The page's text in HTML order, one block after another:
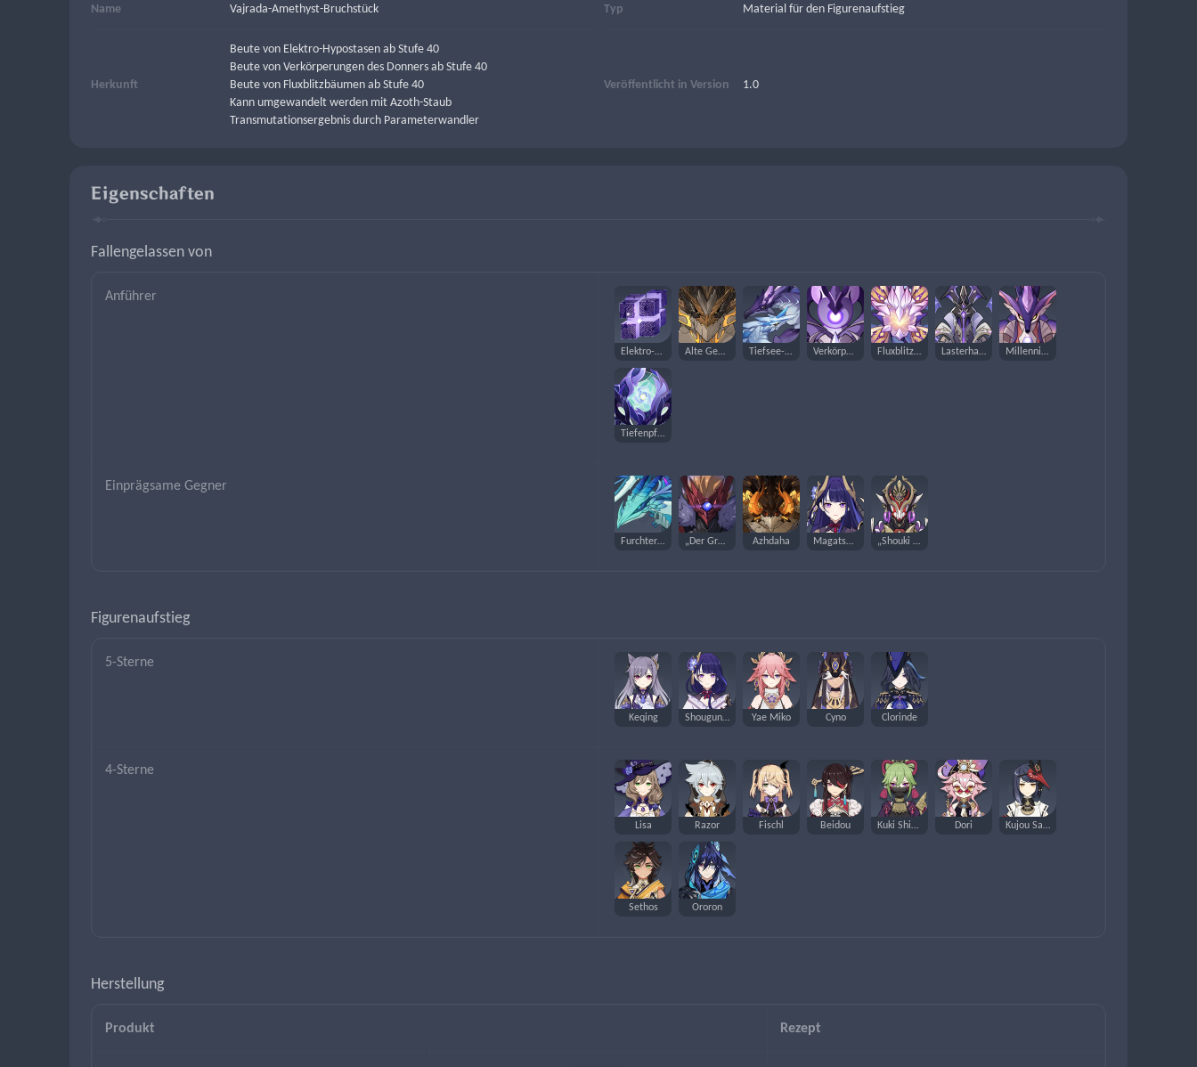
Name Vajrada-Amethyst-Bruchstück Typ Material für den Figurenaufstieg
Herkunft
Beute von Elektro-Hypostasen ab Stufe 40
Beute von Verkörperungen des Donners ab Stufe 40
Beute von Fluxblitzbäumen ab Stufe 40
Kann umgewandelt werden mit Azoth-Staub
Transmutationsergebnis durch Parameterwandler
Veröffentlicht in Version 1.0
Eigenschaften
Fallengelassen von
Anführer
Elektro-Hypostase Alte Geo-Drachenechse Tiefsee-Drachenechsen-Herde Verkörperung des Donners Fluxblitzbaum Lasterhafter Täufer Millenniums-Perlenseepferd
Tiefenpflanze – Typ 1
Einprägsame Gegner
Furchterregender Sturmschrecken „Der Graf“ Azhdaha Magatsu Mitake Narukami no Mikoto „Shouki no Kami“
Figurenaufstieg
5-Sterne
Keqing Shougun Raiden Yae Miko Cyno Clorinde
4-Sterne
Lisa Razor Fischl Beidou Kuki Shinobu Dori Kujou Sara
Sethos Ororon
Herstellung
Produkt Rezept